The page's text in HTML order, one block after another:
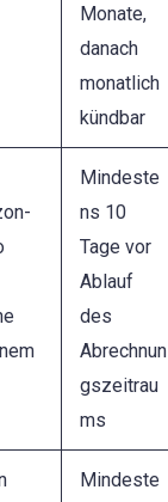
Monate,
danach
monatlich
kündbar
Mindeste
ns 10
Tage vor
Ablauf
des
Abrechnun
gszeitrau
ms
Mindeste